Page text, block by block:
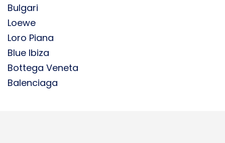
Bulgari
Loewe
Loro Piana
Blue Ibiza
Bottega Veneta
Balenciaga